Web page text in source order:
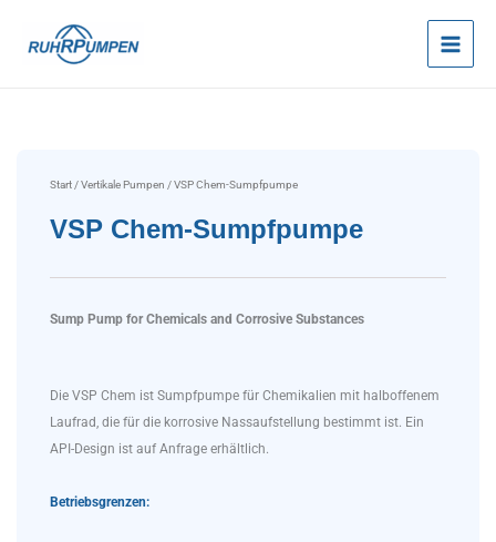
Inhalt
springen
Start /Vertikale Pumpen / VSP Chem-Sumpfpumpe
VSP Chem-Sumpfpumpe
Sump Pump for Chemicals and Corrosive Substances
Die VSP Chem ist Sumpfpumpe für Chemikalien mit halboffenem
Laufrad, die für die korrosive Nassaufstellung bestimmt ist. Ein
API-Design ist auf Anfrage erhältlich.
Betriebsgrenzen: